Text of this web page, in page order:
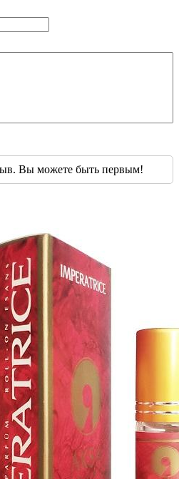
Вы можете быть первым!